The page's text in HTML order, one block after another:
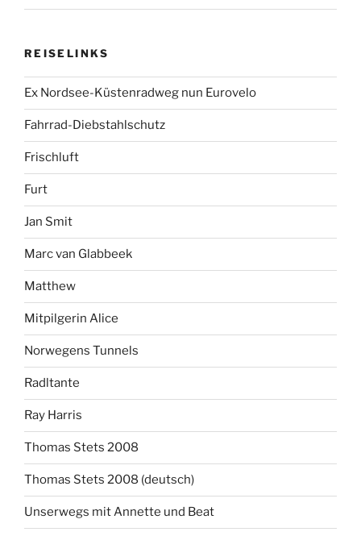
REISELINKS
Ex Nordsee-Küstenradweg nun Eurovelo
Fahrrad-Diebstahlschutz
Frischluft
Furt
Jan Smit
Marc van Glabbeek
Matthew
Mitpilgerin Alice
Norwegens Tunnels
Radltante
Ray Harris
Thomas Stets 2008
Thomas Stets 2008 (deutsch)
Unserwegs mit Annette und Beat